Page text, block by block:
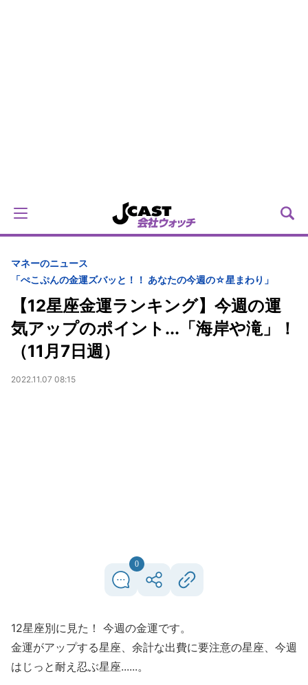
マネーのニュース
「ぺこぷんの金運ズバッと！！ あなたの今週の☆星まわり」
【12星座金運ランキング】今週の運
気アップのポイント...「海岸や滝」！
（11月7日週）
2022.11.07 08:15
0
12星座別に見た！ 今週の金運です。
金運がアップする星座、余計な出費に要注意の星座、今週
はじっと耐え忍ぶ星座......。